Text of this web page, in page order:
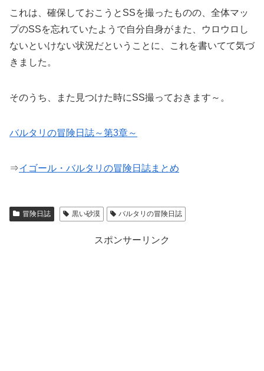
これは、確保しておこうとSSを撮ったものの、全体マッ
プのSSを忘れていたようで自分自身がまた、ウロウロし
ないといけない状況だということに、これを書いてて気づ
きました。
そのうち、また見つけた時にSS撮っておきます～。
バルタリの冒険日誌～第3章～
⇒イゴール・バルタリの冒険日誌まとめ
冒険日誌 黒い砂漠 バルタリの冒険日誌
スポンサーリンク